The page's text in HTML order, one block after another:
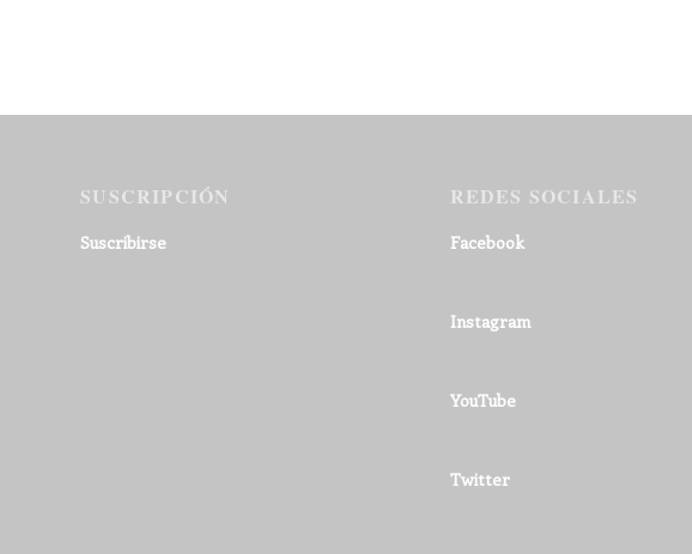
SUSCRIPCIÓN
Suscribirse
REDES SOCIALES
Facebook
Instagram
YouTube
Twitter